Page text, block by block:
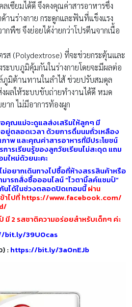
เซียมได้ดี จึงคงคุณค่าสารอาหารซึ่ง
ด้านร่างกาย กระดูกและฟันที่แข็งแรง
กพืช จึงย่อยได้ง่ายกว่าโปรตีนจากเนื้อ
รส (Polydextrose) ที่จะช่วยกระตุ้นและ
ระบบภูมิคุ้มกันในร่างกายโดยจะมีผลต่อ
ภูมิต้านทานในลำไส้ ช่วยปรับสมดุล
งผลให้ระบบขับถ่ายทำงานได้ดี หมด
าก ไม่มีอาการท้องผูก
คุณแม่จะดูแลส่งเสริมให้ลูกๆ มี
ยู่ตลอดเวลา ด้วยการดื่มนมถั่วเหลือง
าพ และคุณค่าสารอาหารที่มีประโยชน์
ารเรียนรู้ของลูกวัยเรียนไม่สะดุด แถม
ใหม่ด้วยนะคะ
ยากเดินทางไปซื้อที่ห้างสรรสินค้าหรือ
ารถสั่งซื้อออนไลน์ “ไวตามิ้ลค์แชมป์”
นได้ในช่วงตลอดปิดเทอมนี้ผ่าน
าไปที่https://www.facebook.com/
มี 2 รสชาติความอร่อยสำหรับเด็กๆ ค่ะ
bit.ly/39UOcas
) : https://bit.ly/3aOnEJb